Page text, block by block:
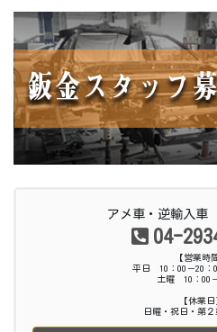
アメ車・逆輸入
04-
【営業時
平日 10：00－20：
土曜 10：00
【休業日
日曜・祝日・第